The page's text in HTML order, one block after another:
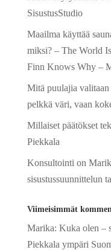
SisustusStudio
Maailma käyttää
miksi? – The World
Finn Knows Why –
Mitä puulajia
pelkkä väri, vaan
Millaiset päätökset
Piekkala
Konsultointi on
sisustussuunnittelun
Viimeisimmät
Marika: Kuka olen –
Piekkala ympäri